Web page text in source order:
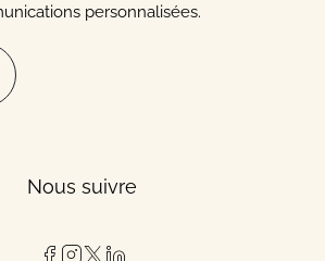
personnalisées.
Nous suivre